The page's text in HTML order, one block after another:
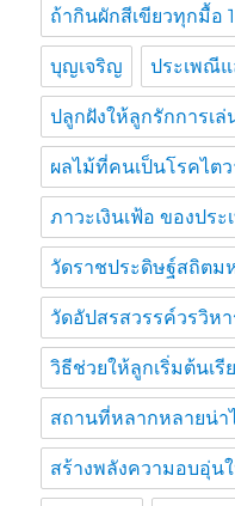
ถ้ากินผักสีเขียวทุกมื้อ
บุญเจริญ ประเพณี
ปลูกฝังให้ลูกรักการเล่
ผลไม้ที่คนเป็นโรคไตว
ภาวะเงินเฟ้อ ของประ
วัดราชประดิษฐ์สถิตม
วัดอัปสรสวรรค์วรวิหา
วิธีช่วยให้ลูกเริ่มต้นเ
สถานที่หลากหลายน่า
สร้างพลังความอบอุ่น